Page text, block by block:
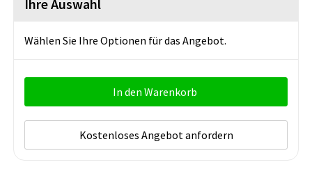
Ihre Auswahl
Wählen Sie Ihre Optionen für das Angebot.
In den Warenkorb
Kostenloses Angebot anfordern